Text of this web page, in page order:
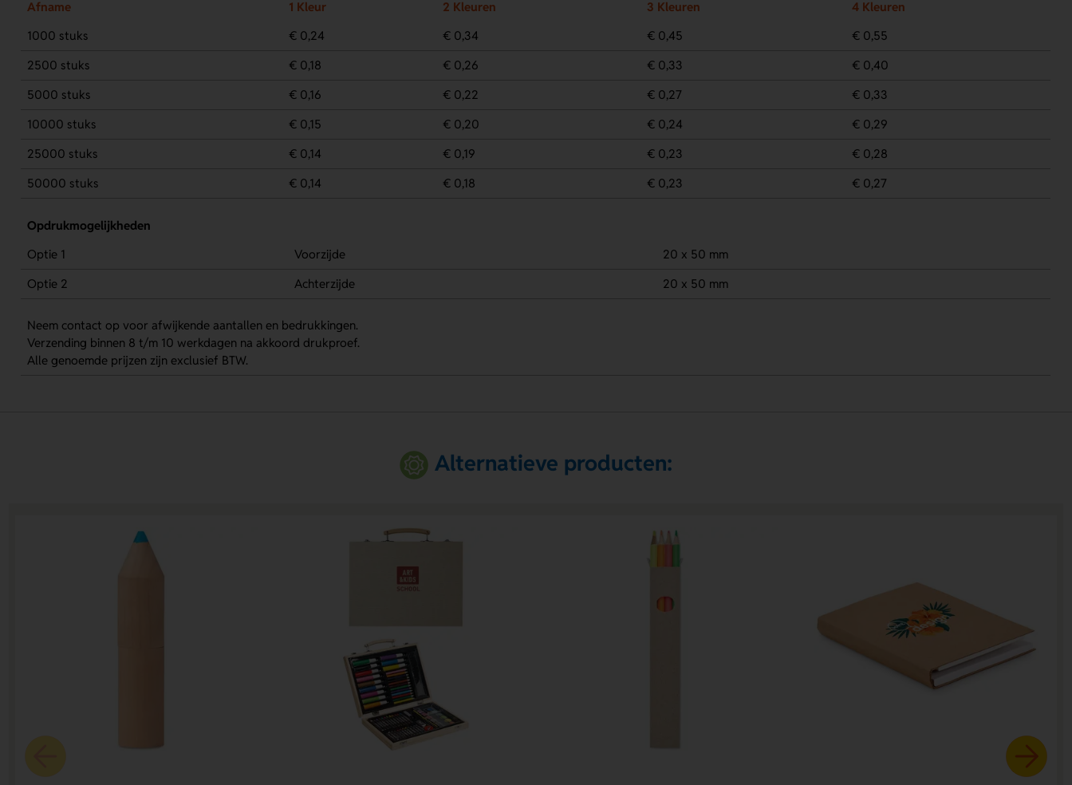
Afname 1 Kleur 2 Kleuren 3 Kleuren
4 Kleuren
1000 stuks
€ 0,24 € 0,34 € 0,45
€ 0,55
2500 stuks
€ 0,18 € 0,26 € 0,33
€ 0,40
5000 stuks
€ 0,16 € 0,22 € 0,27
€ 0,33
10000 stuks
€ 0,15 € 0,20 € 0,24
€ 0,29
25000 stuks
€ 0,14 € 0,19 € 0,23
€ 0,28
50000 stuks
€ 0,14 € 0,18 € 0,23 € 0,27
Opdrukmogelijkheden
Optie 1
Voorzijde
20 x 50 mm
Optie 2
Achterzijde 20 x 50 mm
Neem contact op voor afwijkende aantallen en bedrukkingen.
Verzending binnen 8 t/m 10 werkdagen na akkoord drukproef.
Alle genoemde prijzen zijn exclusief BTW.
Alternatieve producten: